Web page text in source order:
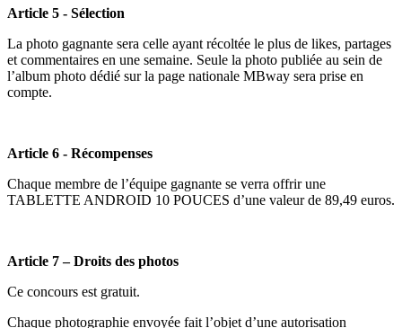
Article 5 - Sélection
La photo gagnante sera celle ayant récoltée le plus de likes, partages
et commentaires en une semaine. Seule la photo publiée au sein de
l’album photo dédié sur la page nationale MBway sera prise en
compte.
Article 6 - Récompenses
Chaque membre de l’équipe gagnante se verra offrir une
TABLETTE ANDROID 10 POUCES d’une valeur de 89,49 euros.
Article 7 – Droits des photos
Ce concours est gratuit.
Chaque photographie envoyée fait l’objet d’une autorisation